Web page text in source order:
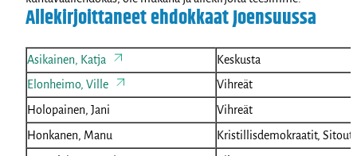
Allekirjoittaneet ehdokkaat Joensuussa
Asikainen, Katja
Keskusta
Elonheimo, Ville
Vihreät
Holopainen, Jani
Vihreät
Honkanen, Manu
Kristillisdemokraatit,